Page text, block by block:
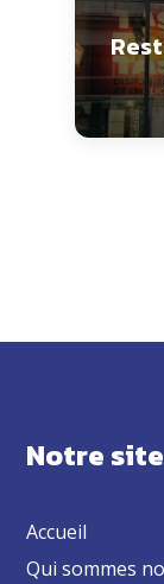
Notre site
Accueil
Qui sommes